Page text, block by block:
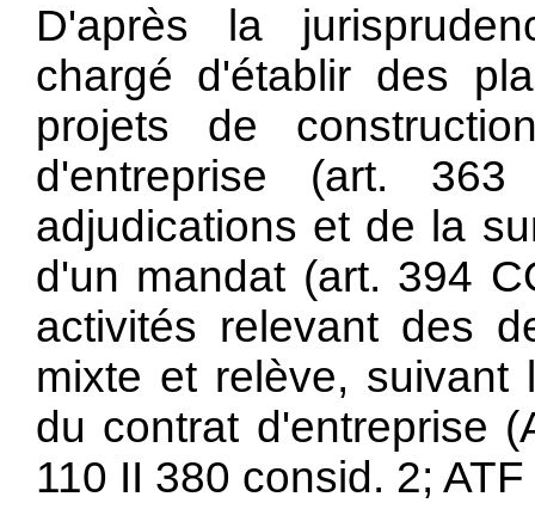
D'après la
chargé d'établir des
projets de
d'entreprise (art.
adjudications et de la
d'un mandat (art. 394
activités relevant des
mixte et relève, suivant
du contrat d'entreprise
110 II 380 consid. 2;